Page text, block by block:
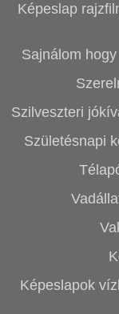
Képeslap
Sajnálom
Szilveszteri
Születésnapi
Képeslapok